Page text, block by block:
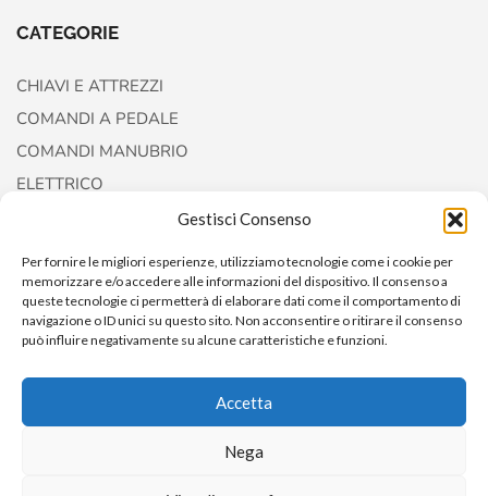
Gestisci Consenso
Per fornire le migliori esperienze, utilizziamo tecnologie come i cookie per
memorizzare e/o accedere alle informazioni del dispositivo. Il consenso a
queste tecnologie ci permetterà di elaborare dati come il comportamento di
navigazione o ID unici su questo sito. Non acconsentire o ritirare il consenso
può influire negativamente su alcune caratteristiche e funzioni.
Accetta
Nega
CATEGORIE
CHIAVI E ATTREZZI
COMANDI A PEDALE
COMANDI MANUBRIO
ELETTRICO
FORCELLE E AMMORTIZZATORI
Copyright © 2022AccessoriCustom